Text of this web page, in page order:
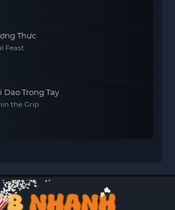
Thực
Feast
Dao Trong Tay
the Grip